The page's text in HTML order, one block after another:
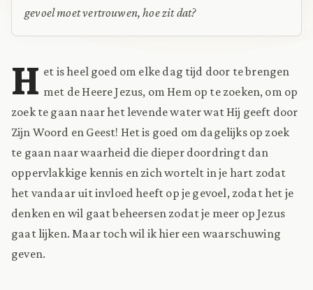
gevoel moet vertrouwen, hoe zit dat?
H et is heel goed om elke dag tijd door te brengen
met de Heere Jezus, om Hem op te zoeken, om op
zoek te gaan naar het levende water wat Hij geeft door
Zijn Woord en Geest! Het is goed om dagelijks op zoek
te gaan naar waarheid die dieper doordringt dan
oppervlakkige kennis en zich wortelt in je hart zodat
het vandaar uit invloed heeft op je gevoel, zodat het je
denken en wil gaat beheersen zodat je meer op Jezus
gaat lijken. Maar toch wil ik hier een waarschuwing
geven.